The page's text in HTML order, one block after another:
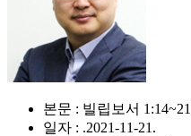
본문 : 빌립보서 1:14~21
일자 : .2021-11-21.